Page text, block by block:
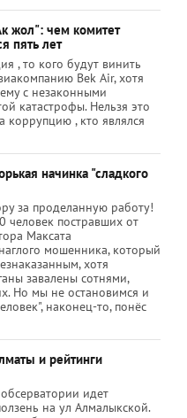
жол": чем комитет
пять лет
, то кого будут винить
Bek Air, хотя
с незаконными
катастрофы. Нельзя это
коррупцию , кто являлся
начинка "сладкого
за проделанную работу!
человек постравших от
Максата
мошенника, который
хотя
завалены сотнями,
Но мы не остановимся и
наконец-то, понёс
и рейтинги
идет
на ул Алмалыкской.